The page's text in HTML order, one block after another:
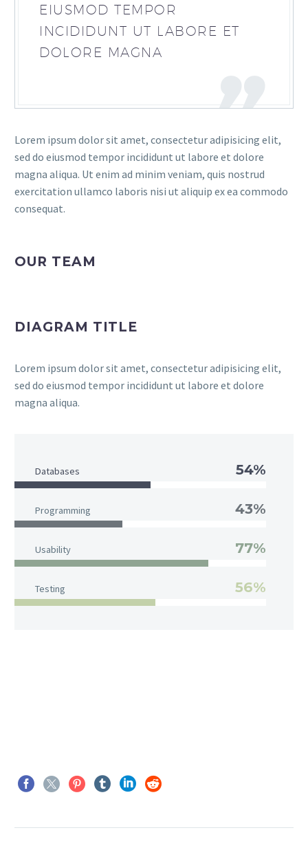
EIUSMOD TEMPOR
INCIDIDUNT UT LABORE ET
DOLORE MAGNA
Lorem ipsum dolor sit amet, consectetur adipisicing elit,
sed do eiusmod tempor incididunt ut labore et dolore
magna aliqua. Ut enim ad minim veniam, quis nostrud
exercitation ullamco laboris nisi ut aliquip ex ea commodo
consequat.
OUR TEAM
DIAGRAM TITLE
Lorem ipsum dolor sit amet, consectetur adipisicing elit,
sed do eiusmod tempor incididunt ut labore et dolore
magna aliqua.
Databases 54%
Programming 43%
Usability 77%
Testing 56%